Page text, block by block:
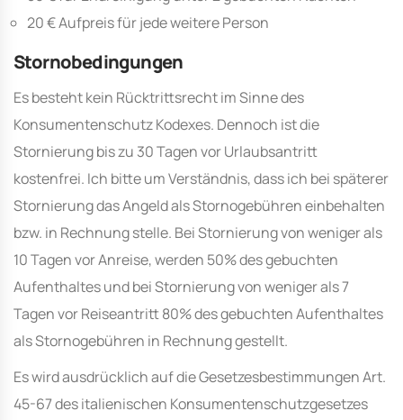
20 € Aufpreis für jede weitere Person
Stornobedingungen
Es besteht kein Rücktrittsrecht im Sinne des
Konsumentenschutz Kodexes. Dennoch ist die
Stornierung bis zu 30 Tagen vor Urlaubsantritt
kostenfrei. Ich bitte um Verständnis, dass ich bei späterer
Stornierung das Angeld als Stornogebühren einbehalten
bzw. in Rechnung stelle. Bei Stornierung von weniger als
10 Tagen vor Anreise, werden 50% des gebuchten
Aufenthaltes und bei Stornierung von weniger als 7
Tagen vor Reiseantritt 80% des gebuchten Aufenthaltes
als Stornogebühren in Rechnung gestellt.
Es wird ausdrücklich auf die Gesetzesbestimmungen Art.
45-67 des italienischen Konsumentenschutzgesetzes